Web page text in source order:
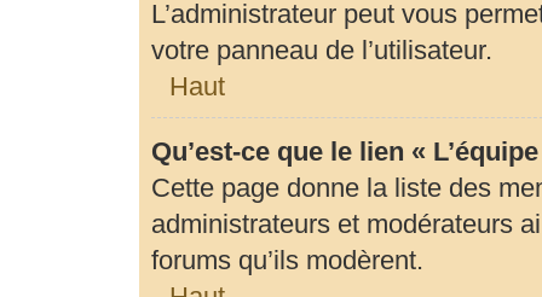
L’administrateur peut vous
votre panneau de l’utilisateur.
Haut
Qu’est-ce que le lien «
Cette page donne la liste des
administrateurs et modérateurs
forums qu’ils modèrent.